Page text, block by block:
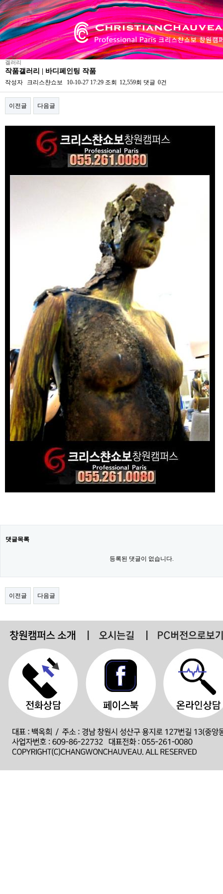
겔러리
작품갤러리 | 바디페인팅 작품
작성자 크리스챤쇼보 10-10-27 17:29 조회 12,559회 댓글 0건
이전글 다음글
댓글목록
등록된 댓글이 없습니다.
이전글 다음글